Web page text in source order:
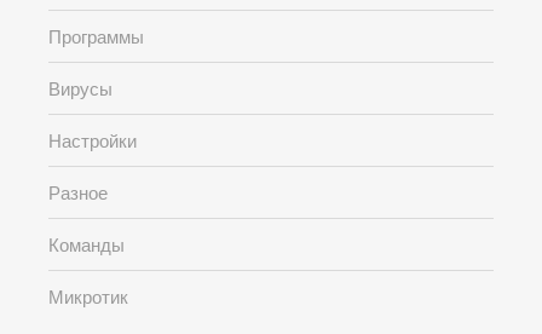
Программы
Вирусы
Настройки
Разное
Команды
Микротик